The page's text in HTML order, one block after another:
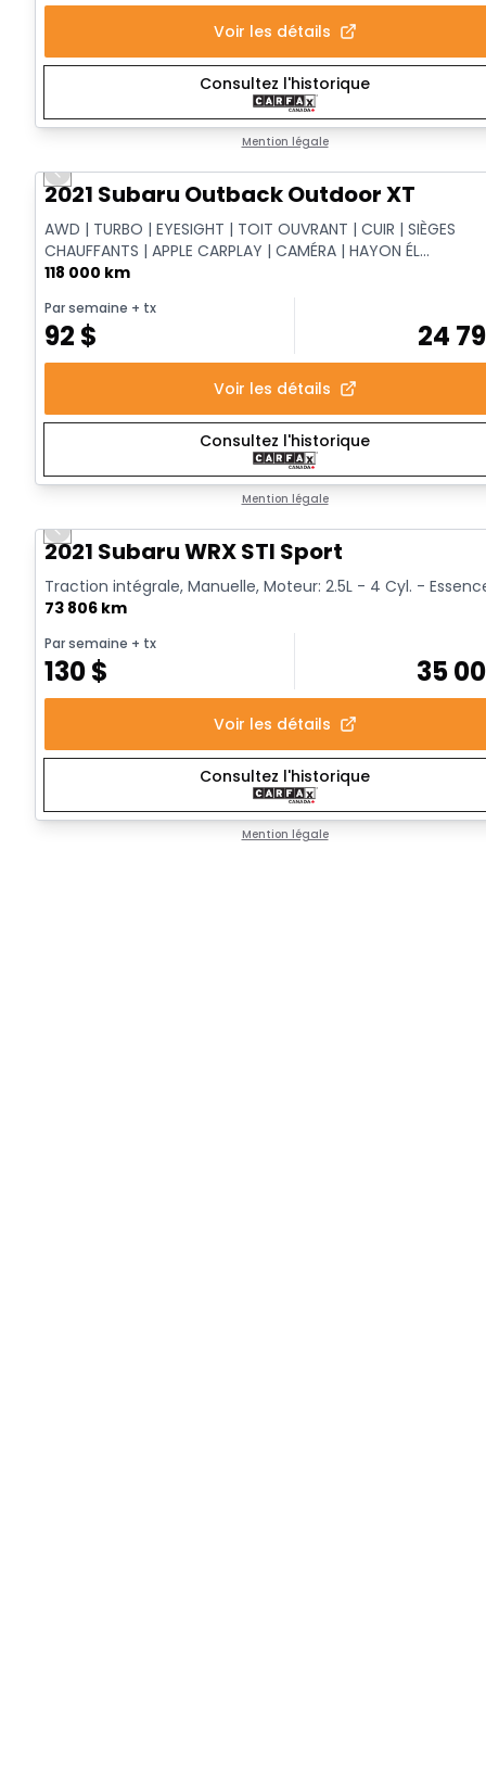
Voir les détails
Consultez l'historique
Mention légale
Vidéo disponible
Previous slide
2021 Subaru Outback Outdoor XT
AWD | TURBO | EYESIGHT | TOIT OUVRANT | CUIR | SIÈGES
CHAUFFANTS | APPLE CARPLAY | CAMÉRA | HAYON ÉL...
118 000 km
Par semaine + tx
92 $ 24
Voir les détails
Consultez l'historique
Mention légale
Vidéo disponible
Previous slide
2021 Subaru WRX STI Sport
Traction intégrale, Manuelle, Moteur: 2.5L - 4 Cyl. -
73 806 km
Par semaine + tx
130$ 35
Voir les détails
Consultez l'historique
Mention légale